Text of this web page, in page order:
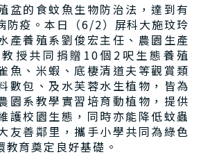
盆的食蚊魚生物防治法，達到有
防疫。本日（6/2）屏科大施玟玲
產養殖系劉俊宏主任、農園生產
授共同捐贈10個2呎生態養殖
魚、米蝦、底棲清道夫等觀賞類
數包、及水芙蓉水生植物，皆為
園系教學實習培育動植物，提供
護校園生態，同時亦能降低蚊蟲
友善鄰里，攜手小學共同為綠色
育奠定良好基礎。